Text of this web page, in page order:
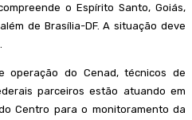
o Espírito Santo, Goiás,
de Brasília-DF. A situação deve
operação do Cenad, técnicos de
parceiros estão atuando em
Centro para o monitoramento da